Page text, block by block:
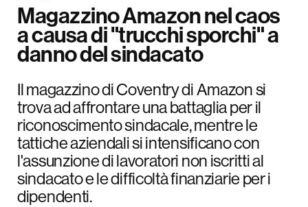
Magazzino Amazon nel caos
a causa di "trucchi sporchi" a
danno del sindacato
Il magazzino di Coventry di Amazon si
trova ad affrontare una battaglia per il
riconoscimento sindacale, mentre le
tattiche aziendali si intensificano con
l'assunzione di lavoratori non iscritti al
sindacato e le difficoltà finanziarie per i
dipendenti.